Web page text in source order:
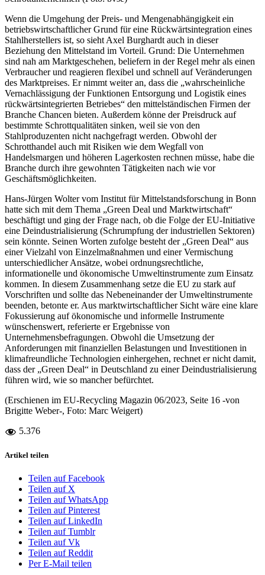
Wenn die Umgehung der Preis- und Mengenabhängigkeit ein
betriebswirtschaftlicher Grund für eine Rückwärtsintegration eines
Stahlherstellers ist, so sieht Axel Burghardt auch in dieser
Beziehung den Mittelstand im Vorteil. Grund: Die Unternehmen
sind nah am Marktgeschehen, beliefern in der Regel mehr als einen
Verbraucher und reagieren flexibel und schnell auf Veränderungen
des Marktpreises. Er nimmt weiter an, dass die „wahrscheinliche
Vernachlässigung der Funktionen Entsorgung und Logistik eines
rückwärtsintegrierten Betriebes“ den mittelständischen Firmen der
Branche Chancen bieten. Außerdem könne der Preisdruck auf
bestimmte Schrottqualitäten sinken, weil sie von den
Stahlproduzenten nicht nachgefragt werden. Obwohl der
Schrotthandel auch mit Risiken wie dem Wegfall von
Handelsmargen und höheren Lagerkosten rechnen müsse, habe die
Branche durch ihre gewohnten Tätigkeiten nach wie vor
Geschäftsmöglichkeiten.
Hans-Jürgen Wolter vom Institut für Mittelstandsforschung in Bonn
hatte sich mit dem Thema „Green Deal und Marktwirtschaft“
beschäftigt und ging der Frage nach, ob die Folge der EU-Initiative
eine Deindustrialisierung (Schrumpfung der industriellen Sektoren)
sein könnte. Seinen Worten zufolge besteht der „Green Deal“ aus
einer Vielzahl von Einzelmaßnahmen und einer Vermischung
unterschiedlicher Ansätze, wobei ordnungsrechtliche,
informationelle und ökonomische Umweltinstrumente zum Einsatz
kommen. In diesem Zusammenhang setze die EU zu stark auf
Vorschriften und sollte das Nebeneinander der Umweltinstrumente
beenden, betonte er. Aus marktwirtschaftlicher Sicht wäre eine klare
Fokussierung auf ökonomische und informelle Instrumente
wünschenswert, referierte er Ergebnisse von
Unternehmensbefragungen. Obwohl die Umsetzung der
Anforderungen mit finanziellen Belastungen und Investitionen in
klimafreundliche Technologien einhergehen, rechnet er nicht damit,
dass der „Green Deal“ in Deutschland zu einer Deindustrialisierung
führen wird, wie so mancher befürchtet.
(Erschienen im EU-Recycling Magazin 06/2023, Seite 16 -von
Brigitte Weber-, Foto: Marc Weigert)
5.376
Artikel teilen
Teilen auf Facebook
Teilen auf X
Teilen auf WhatsApp
Teilen auf Pinterest
Teilen auf LinkedIn
Teilen auf Tumblr
Teilen auf Vk
Teilen auf Reddit
Per E-Mail teilen